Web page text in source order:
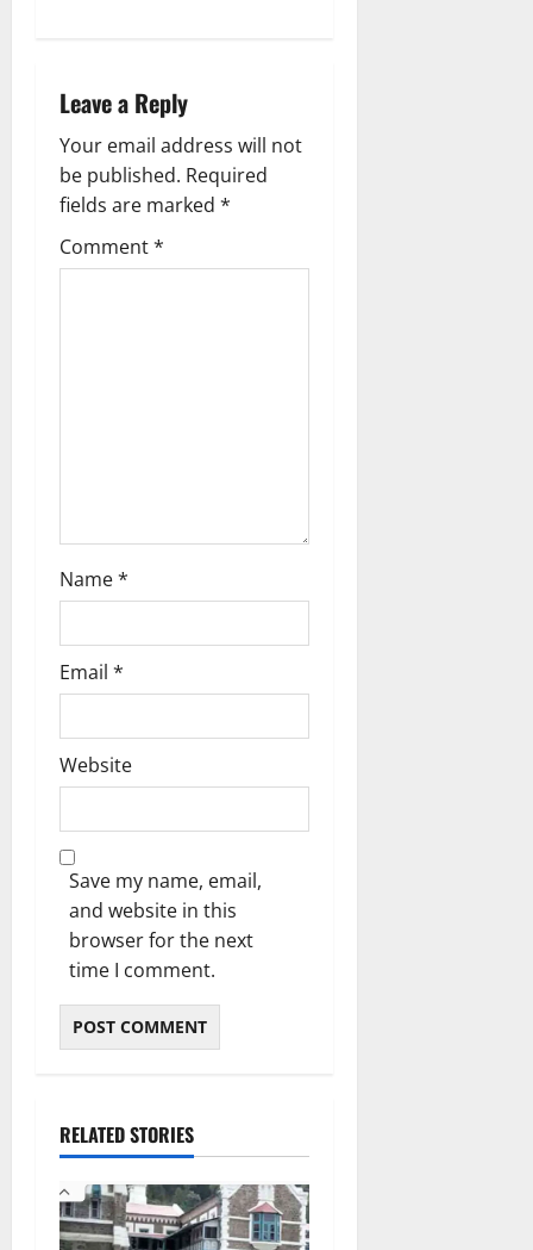
g
a
t
i
Leave a Reply
Your email address will not
be published. Required
fields are marked *
Comment*
Name*
Email *
Website
Save my name, email,
and website in this
browser for the next
time I comment.
RELATED STORIES